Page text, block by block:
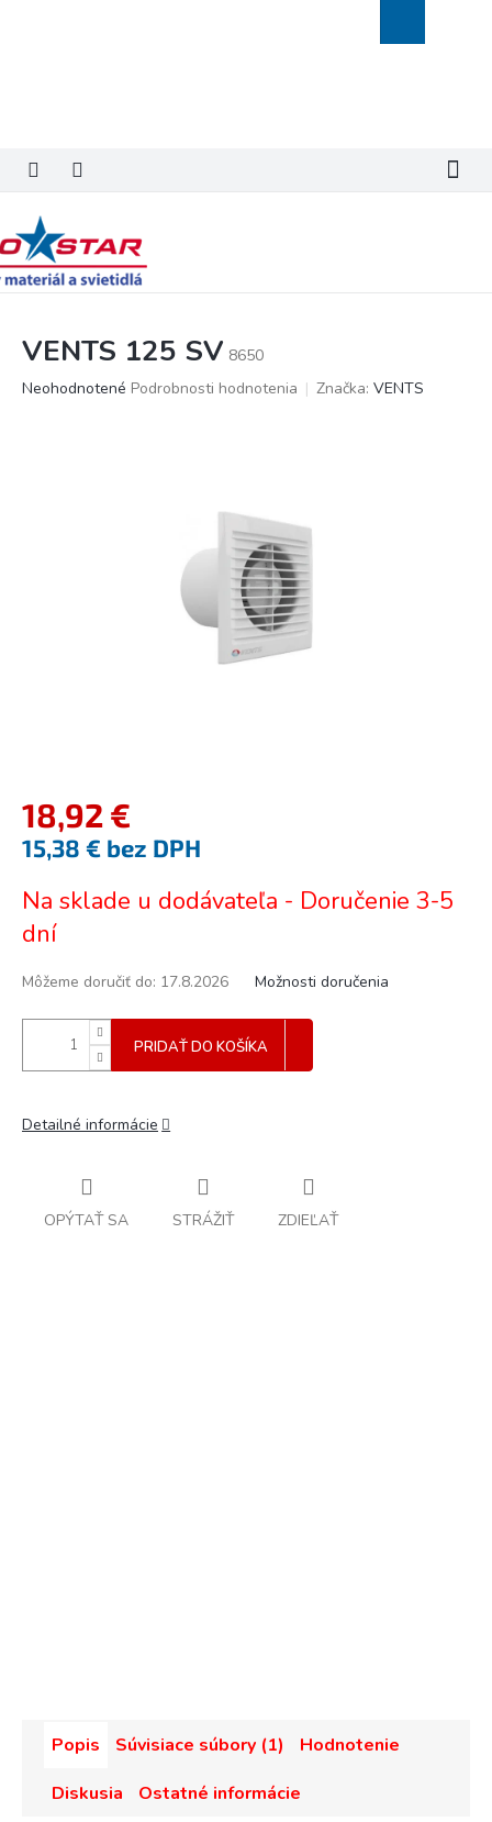
košík
VENTS 125 SV 8650
Priemerné
Neohodnotené Podrobnosti hodnotenia Značka: VENTS
18,92 €
15,38 € bez DPH
cena:
Na sklade u dodávateľa - Doručenie 3-5
dní
Môžeme doručiť do: 17.8.2026 Možnosti doručenia
PRIDAŤ DO KOŠÍKA
Detailné informácie
OPÝTAŤ SA STRÁŽIŤ ZDIEĽAŤ
Popis Súvisiace súbory (1)
Hodnotenie
Diskusia
Ostatné informácie